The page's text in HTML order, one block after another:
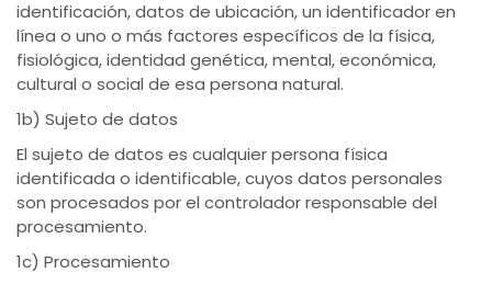
identificación, datos de ubicación, un identificador en
línea o uno o más factores específicos de la física,
fisiológica, identidad genética, mental, económica,
cultural o social de esa persona natural.
1b) Sujeto de datos
El sujeto de datos es cualquier persona física
identificada o identificable, cuyos datos personales
son procesados ​​por el controlador responsable del
procesamiento.
1c) Procesamiento